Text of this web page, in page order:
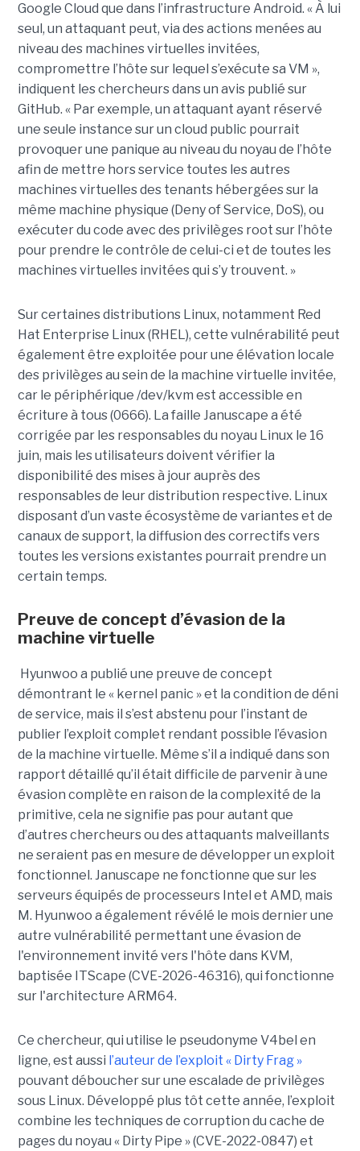
Google Cloud que dans l’infrastructure Android. « À lui
seul, un attaquant peut, via des actions menées au
niveau des machines virtuelles invitées,
compromettre l’hôte sur lequel s’exécute sa VM »,
indiquent les chercheurs dans un avis publié sur
GitHub. « Par exemple, un attaquant ayant réservé
une seule instance sur un cloud public pourrait
provoquer une panique au niveau du noyau de l’hôte
afin de mettre hors service toutes les autres
machines virtuelles des tenants hébergées sur la
même machine physique (Deny of Service, DoS), ou
exécuter du code avec des privilèges root sur l’hôte
pour prendre le contrôle de celui-ci et de toutes les
machines virtuelles invitées qui s’y trouvent. »
Sur certaines distributions Linux, notamment Red
Hat Enterprise Linux (RHEL), cette vulnérabilité peut
également être exploitée pour une élévation locale
des privilèges au sein de la machine virtuelle invitée,
car le périphérique /dev/kvm est accessible en
écriture à tous (0666). La faille Januscape a été
corrigée par les responsables du noyau Linux le 16
juin, mais les utilisateurs doivent vérifier la
disponibilité des mises à jour auprès des
responsables de leur distribution respective. Linux
disposant d’un vaste écosystème de variantes et de
canaux de support, la diffusion des correctifs vers
toutes les versions existantes pourrait prendre un
certain temps.
Preuve de concept d’évasion de la
machine virtuelle
Hyunwoo a publié une preuve de concept
démontrant le « kernel panic » et la condition de déni
de service, mais il s’est abstenu pour l’instant de
publier l’exploit complet rendant possible l’évasion
de la machine virtuelle. Même s’il a indiqué dans son
rapport détaillé qu’il était difficile de parvenir à une
évasion complète en raison de la complexité de la
primitive, cela ne signifie pas pour autant que
d’autres chercheurs ou des attaquants malveillants
ne seraient pas en mesure de développer un exploit
fonctionnel. Januscape ne fonctionne que sur les
serveurs équipés de processeurs Intel et AMD, mais
M. Hyunwoo a également révélé le mois dernier une
autre vulnérabilité permettant une évasion de
l'environnement invité vers l'hôte dans KVM,
baptisée ITScape (CVE-2026-46316), qui fonctionne
sur l'architecture ARM64.
Ce chercheur, qui utilise le pseudonyme V4bel en
ligne, est aussi l’auteur de l’exploit « Dirty Frag »
pouvant déboucher sur une escalade de privilèges
sous Linux. Développé plus tôt cette année, l’exploit
combine les techniques de corruption du cache de
pages du noyau « Dirty Pipe » (CVE-2022-0847) et